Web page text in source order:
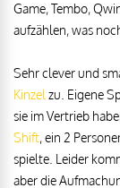
Game, Tembo,
aufzählen, was
Sehr clever und
Kinzel zu. Eigene
sie im Vertrieb
Shift, ein 2
spielte. Leider
aber die